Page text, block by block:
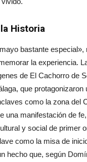
Historia
bastante especial»,
la experiencia.
de El Cachorro de
que protagonizaron
como la zona del
una manifestación de
y social de primer
como la misa de
hecho que, según